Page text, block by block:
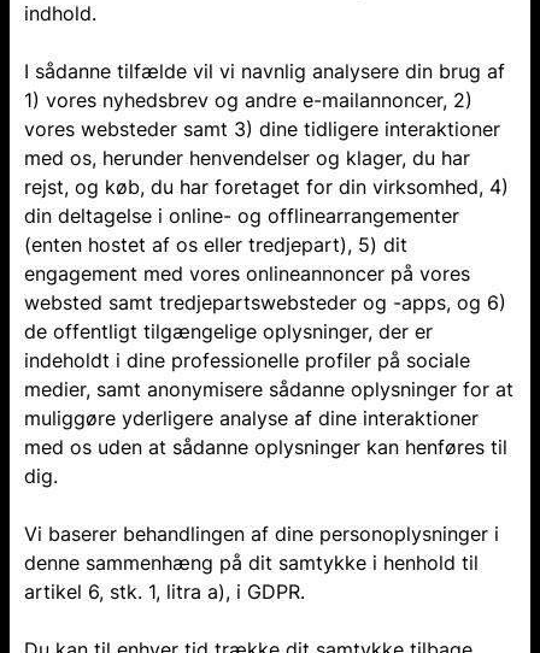
indhold.
I sådanne tilfælde vil vi navnlig analysere din brug af
1) vores nyhedsbrev og andre e-mailannoncer, 2)
vores websteder samt 3) dine tidligere interaktioner
med os, herunder henvendelser og klager, du har
rejst, og køb, du har foretaget for din virksomhed, 4)
din deltagelse i online- og offlinearrangementer
(enten hostet af os eller tredjepart), 5) dit
engagement med vores onlineannoncer på vores
websted samt tredjepartswebsteder og -apps, og 6)
de offentligt tilgængelige oplysninger, der er
indeholdt i dine professionelle profiler på sociale
medier, samt anonymisere sådanne oplysninger for at
muliggøre yderligere analyse af dine interaktioner
med os uden at sådanne oplysninger kan henføres til
dig.
Vi baserer behandlingen af dine personoplysninger i
denne sammenhæng på dit samtykke i henhold til
artikel 6, stk. 1, litra a), i GDPR.